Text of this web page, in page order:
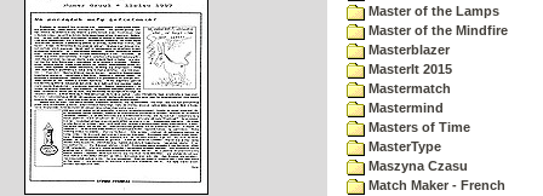
Master of the Lamps
Master of the Mindfire
Masterblazer
MasterIt 2015
Mastermatch
Mastermind
Masters of Time
MasterType
Maszyna Czasu
Match Maker - French